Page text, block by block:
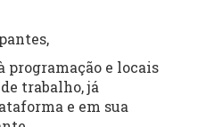
programação e locais
trabalho, já
e em sua